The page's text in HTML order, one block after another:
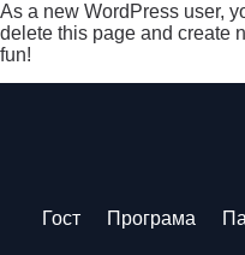
As a new WordPress user,
delete this page and create
fun!
Гост Програма